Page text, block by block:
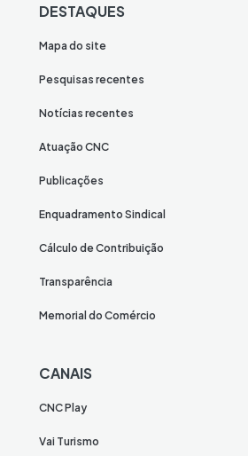
DESTAQUES
Mapa do site
Pesquisas recentes
Notícias recentes
Atuação CNC
Publicações
Enquadramento Sindical
Cálculo de Contribuição
Transparência
Memorial do Comércio
CANAIS
CNC Play
Vai Turismo